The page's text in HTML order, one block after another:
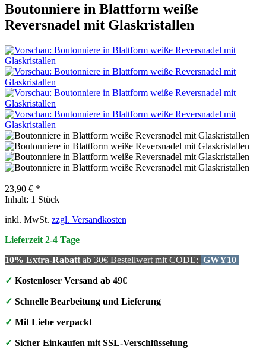
Boutonniere in Blattform weiße
Reversnadel mit Glaskristallen
23,90 € *
Inhalt: 1 Stück
inkl. MwSt. zzgl. Versandkosten
Lieferzeit 2-4 Tage
10% Extra-Rabatt ab 30€ Bestellwert mit CODE: GWY10
✓ Kostenloser Versand ab 49€
✓ Schnelle Bearbeitung und Lieferung
✓ Mit Liebe verpackt
✓ Sicher Einkaufen mit SSL-Verschlüsselung